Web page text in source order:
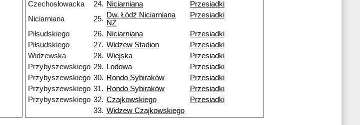
Czechosłowacka
24. Niciarniana
Przesiadki
Niciarniana
25. Dw. Łódź Niciarniana
NŻ
Przesiadki
Piłsudskiego 26. Niciarniana
Przesiadki
Piłsudskiego
27. Widzew Stadion
Przesiadki
Widzewska
28. Wiejska
Przesiadki
Przybyszewskiego 29. Lodowa
Przesiadki
Przybyszewskiego 30. Rondo Sybiraków
Przesiadki
Przybyszewskiego 31. Rondo Sybiraków
Przesiadki
Przybyszewskiego 32. Czajkowskiego
Przesiadki
33. Widzew Czajkowskiego